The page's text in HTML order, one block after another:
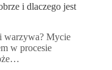
i dlaczego jest
warzywa? Mycie
w procesie